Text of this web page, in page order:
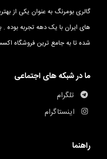
گالری بومرنگ به عنوان یکی از
های ایران با یک دهه تجربه بوده .
شده تا به جامع ترین فروشگاه
ما در شبکه های اجتماعی
تلگرام
اینستاگرام
راهنما